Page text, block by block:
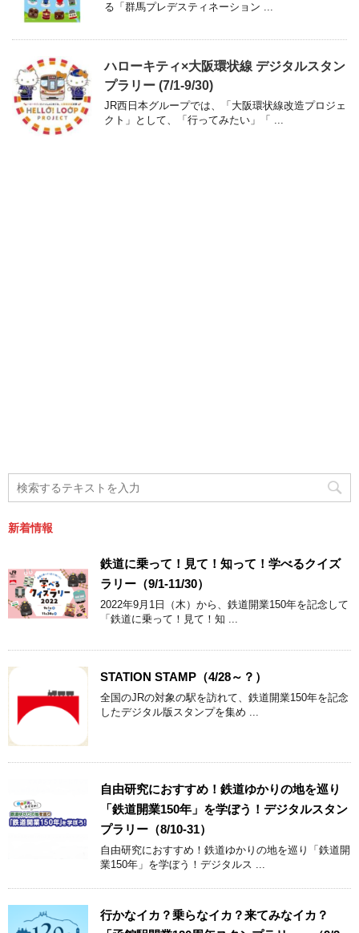
る「群馬プレデスティネーション ...
ハローキティ×大阪環状線 デジタルスタン
プラリー (7/1-9/30)
JR西日本グループでは、「大阪環状線改造プロジェ
クト」として、「行ってみたい」「 ...
新着情報
鉄道に乗って！見て！知って！学べるクイズ
ラリー（9/1-11/30）
2022年9月1日（木）から、鉄道開業150年を記念して
「鉄道に乗って！見て！知 ...
STATION STAMP（4/28～？）
全国のJRの対象の駅を訪れて、鉄道開業150年を記念
したデジタル版スタンプを集め ...
自由研究におすすめ！鉄道ゆかりの地を巡り
「鉄道開業150年」を学ぼう！デジタルスタン
プラリー（8/10-31）
自由研究におすすめ！鉄道ゆかりの地を巡り「鉄道開
業150年」を学ぼう！デジタルス ...
行かなイカ？乗らなイカ？来てみなイカ？